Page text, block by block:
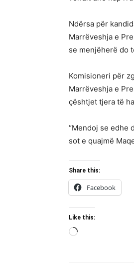
Ndërsa për
Marrëveshja e
se menjëherë do
Komisioneri për
Marrëveshja e
çështjet tjera të
“Mendoj se edhe
sot e quajmë
Share this:
Facebook
Like this: